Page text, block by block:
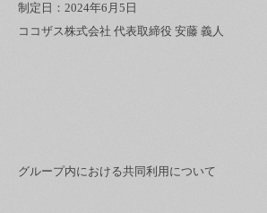
制定日：2024年6月5日
ココザス株式会社 代表取締役 安藤 義人
グループ内における共同利用について